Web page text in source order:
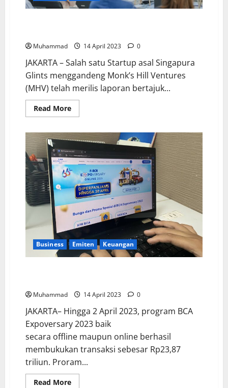
Muhammad 14 April 2023 0
JAKARTA – Salah satu Startup asal Singapura
Glints menggandeng Monk’s Hill Ventures
(MHV) telah merilis laporan bertajuk...
Read More
Business Emiten Keuangan
Muhammad 14 April 2023 0
JAKARTA– Hingga 2 April 2023, program BCA
Expoversary 2023 baik
secara offline maupun online berhasil
membukukan transaksi sebesar Rp23,87
triliun. Proram...
Read More